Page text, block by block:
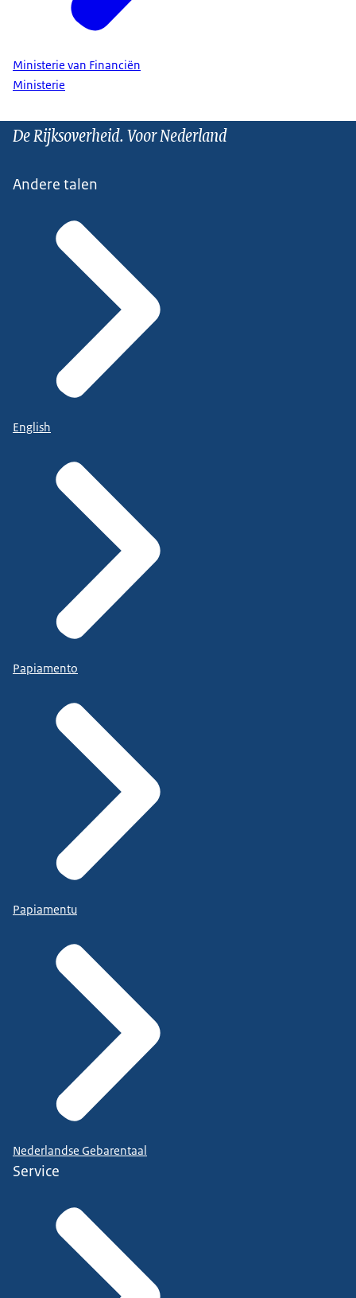
Ministerie van Financiën
Ministerie
De Rijksoverheid. Voor Nederland
Andere talen
English
Papiamento
Papiamentu
Nederlandse Gebarentaal
Service